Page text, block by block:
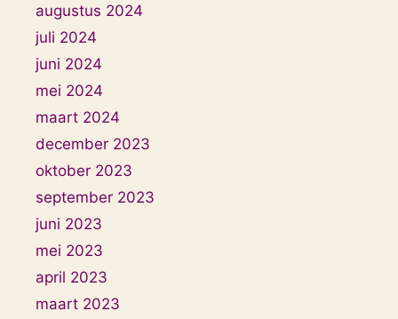
augustus 2024
juli 2024
juni 2024
mei 2024
maart 2024
december 2023
oktober 2023
september 2023
juni 2023
mei 2023
april 2023
maart 2023